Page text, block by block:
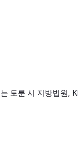
토룬 시 지방법원,